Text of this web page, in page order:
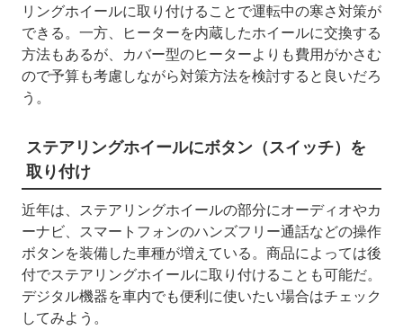
リングホイールに取り付けることで運転中の寒さ対策が
できる。一方、ヒーターを内蔵したホイールに交換する
方法もあるが、カバー型のヒーターよりも費用がかさむ
ので予算も考慮しながら対策方法を検討すると良いだろ
う。
ステアリングホイールにボタン（スイッチ）を
取り付け
近年は、ステアリングホイールの部分にオーディオやカ
ーナビ、スマートフォンのハンズフリー通話などの操作
ボタンを装備した車種が増えている。商品によっては後
付でステアリングホイールに取り付けることも可能だ。
デジタル機器を車内でも便利に使いたい場合はチェック
してみよう。